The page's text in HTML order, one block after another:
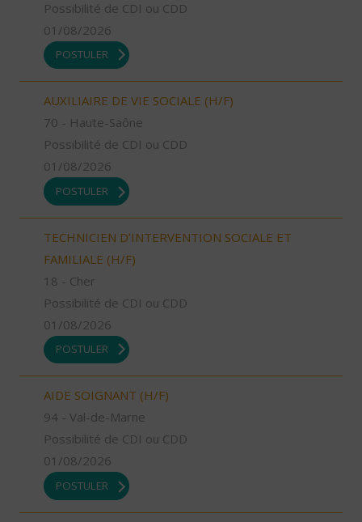
Possibilité de CDI ou CDD
01/08/2026
POSTULER
AUXILIAIRE DE VIE SOCIALE (H/F)
70 - Haute-Saône
Possibilité de CDI ou CDD
01/08/2026
POSTULER
TECHNICIEN D’INTERVENTION SOCIALE ET
FAMILIALE (H/F)
18 - Cher
Possibilité de CDI ou CDD
01/08/2026
POSTULER
AIDE SOIGNANT (H/F)
94 - Val-de-Marne
Possibilité de CDI ou CDD
01/08/2026
POSTULER